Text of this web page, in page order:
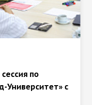
по
Университет» с